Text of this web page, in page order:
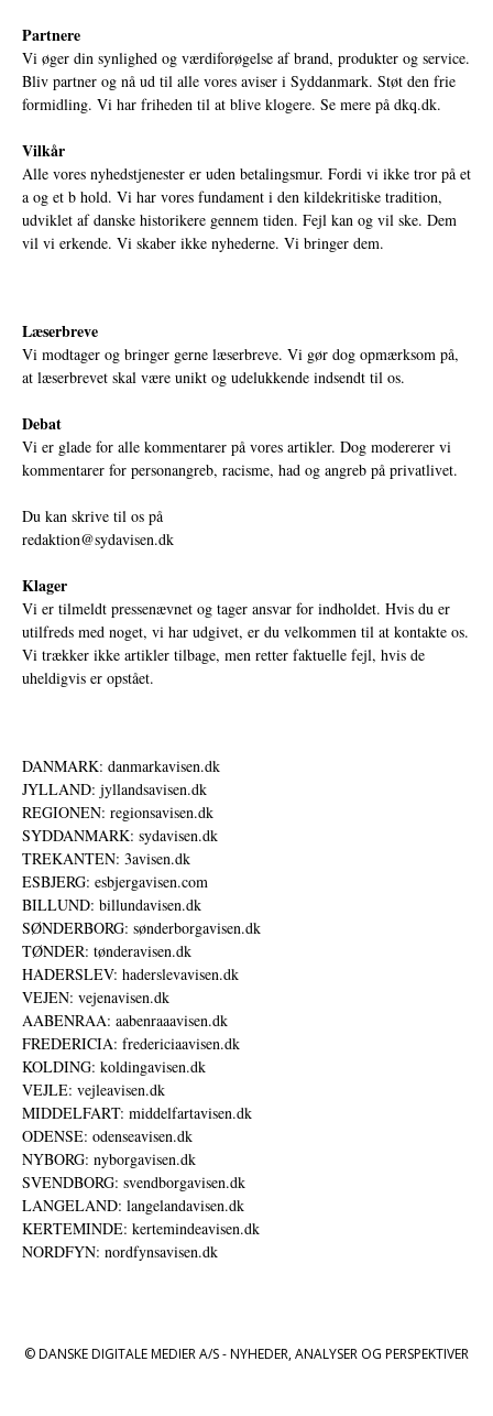
Partnere
Vi øger din synlighed og værdiforøgelse af brand, produkter og service.
Bliv partner og nå ud til alle vores aviser i Syddanmark. Støt den frie
formidling. Vi har friheden til at blive klogere. Se mere på dkq.dk.
Vilkår
Alle vores nyhedstjenester er uden betalingsmur. Fordi vi ikke tror på et
a og et b hold. Vi har vores fundament i den kildekritiske tradition,
udviklet af danske historikere gennem tiden. Fejl kan og vil ske. Dem
vil vi erkende. Vi skaber ikke nyhederne. Vi bringer dem.
Læserbreve
Vi modtager og bringer gerne læserbreve. Vi gør dog opmærksom på,
at læserbrevet skal være unikt og udelukkende indsendt til os.
Debat
Vi er glade for alle kommentarer på vores artikler. Dog modererer vi
kommentarer for personangreb, racisme, had og angreb på privatlivet.
Du kan skrive til os på
redaktion@sydavisen.dk
Klager
Vi er tilmeldt pressenævnet og tager ansvar for indholdet. Hvis du er
utilfreds med noget, vi har udgivet, er du velkommen til at kontakte os.
Vi trækker ikke artikler tilbage, men retter faktuelle fejl, hvis de
uheldigvis er opstået.
DANMARK: danmarkavisen.dk
JYLLAND: jyllandsavisen.dk
REGIONEN: regionsavisen.dk
SYDDANMARK: sydavisen.dk
TREKANTEN: 3avisen.dk
ESBJERG: esbjergavisen.com
BILLUND: billundavisen.dk
SØNDERBORG: sønderborgavisen.dk
TØNDER: tønderavisen.dk
HADERSLEV: haderslevavisen.dk
VEJEN: vejenavisen.dk
AABENRAA: aabenraaavisen.dk
FREDERICIA: fredericiaavisen.dk
KOLDING: koldingavisen.dk
VEJLE: vejleavisen.dk
MIDDELFART: middelfartavisen.dk
ODENSE: odenseavisen.dk
NYBORG: nyborgavisen.dk
SVENDBORG: svendborgavisen.dk
LANGELAND: langelandavisen.dk
KERTEMINDE: kertemindeavisen.dk
NORDFYN: nordfynsavisen.dk
© DANSKE DIGITALE MEDIER A/S - NYHEDER, ANALYSER OG PERSPEKTIVER